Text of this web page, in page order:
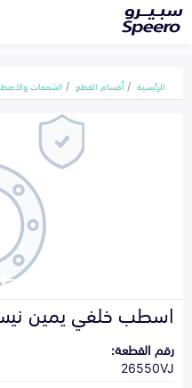
الرئيسية أقسام القطع الشمعات
اسطب خلفي يمين
رقم القطعة:
26550VJ